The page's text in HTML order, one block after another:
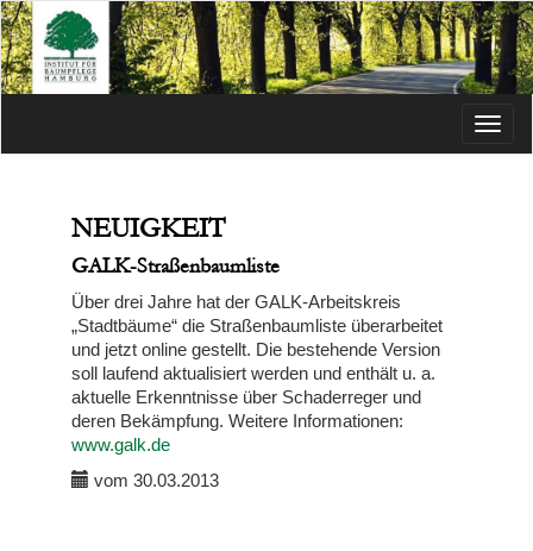
Menü
NEUIGKEIT
GALK-Straßenbaumliste
Über drei Jahre hat der GALK-Arbeitskreis
„Stadtbäume“ die Straßenbaumliste überarbeitet
und jetzt online gestellt. Die bestehende Version
soll laufend aktualisiert werden und enthält u. a.
aktuelle Erkenntnisse über Schaderreger und
deren Bekämpfung. Weitere Informationen:
www.galk.de
vom 30.03.2013